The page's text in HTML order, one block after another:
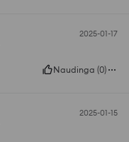
2025-01-17
Naudinga (0)
2025-01-15